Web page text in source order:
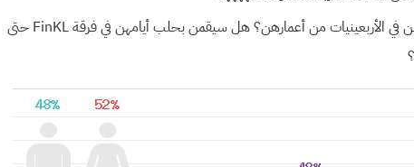
[+27, -7] ألسن في الأربعينيات من أعمارهن؟ هل سيقمن بحلب أيامهن في فرقة FinKL حتى